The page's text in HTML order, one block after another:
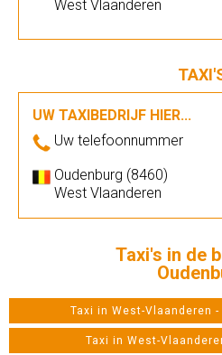
West Vlaanderen
UW TAXIBEDRIJF HIER...
Uw telefoonnummer
Oudenburg (8460)
West Vlaanderen
Taxi's in de
Taxi in West-Vlaanderen
Taxi in West-